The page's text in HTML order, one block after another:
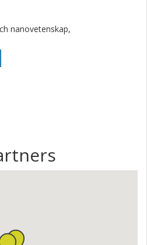
nanovetenskap,